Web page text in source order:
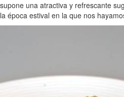
supone una atractiva y refrescante
la época estival en la que nos